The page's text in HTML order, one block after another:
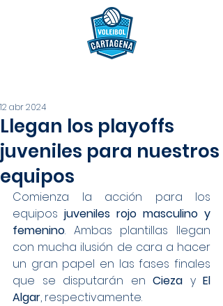
Llegan los playoffs
juveniles para nuestros
equipos
12 abr 2024
Comienza la acción para los
equipos juveniles rojo masculino y
femenino. Ambas plantillas llegan
con mucha ilusión de cara a hacer
un gran papel en las fases finales
que se disputarán en Cieza y El
Algar, respectivamente.